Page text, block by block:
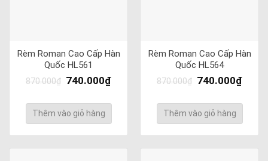
Rèm Roman Cao Cấp Hàn
Quốc HL561
870.000₫ 740.000₫
Thêm vào giỏ hàng
Rèm Roman Cao Cấp Hàn
Quốc HL564
870.000₫ 740.000₫
Thêm vào giỏ hàng